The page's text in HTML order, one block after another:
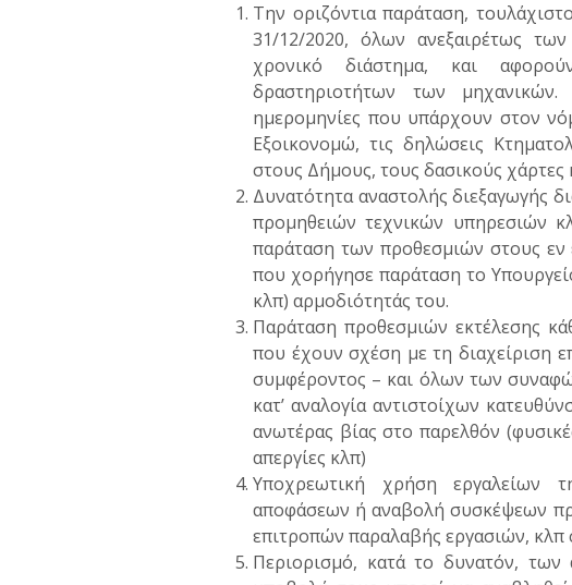
Την οριζόντια παράταση,
31/12/2020, όλων ανεξαιρέτως
χρονικό διάστημα, και
δραστηριοτήτων των μηχανικών.
ημερομηνίες που υπάρχουν στον
Εξοικονομώ, τις δηλώσεις
στους Δήμους, τους δασικούς χάρτες
Δυνατότητα αναστολής διεξαγωγής
προμηθειών τεχνικών υπηρεσιών
παράταση των προθεσμιών στους εν
που χορήγησε παράταση το
κλπ) αρμοδιότητάς του.
Παράταση προθεσμιών εκτέλεσης
που έχουν σχέση με τη διαχείριση
συμφέροντος – και όλων των
κατ’ αναλογία αντιστοίχων
ανωτέρας βίας στο παρελθόν
απεργίες κλπ)
Υποχρεωτική χρήση εργαλείων
αποφάσεων ή αναβολή συσκέψεων
επιτροπών παραλαβής εργασιών, κλπ
Περιορισμό, κατά το δυνατόν, των